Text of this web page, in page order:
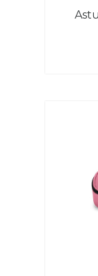
astuccio tombolotto con